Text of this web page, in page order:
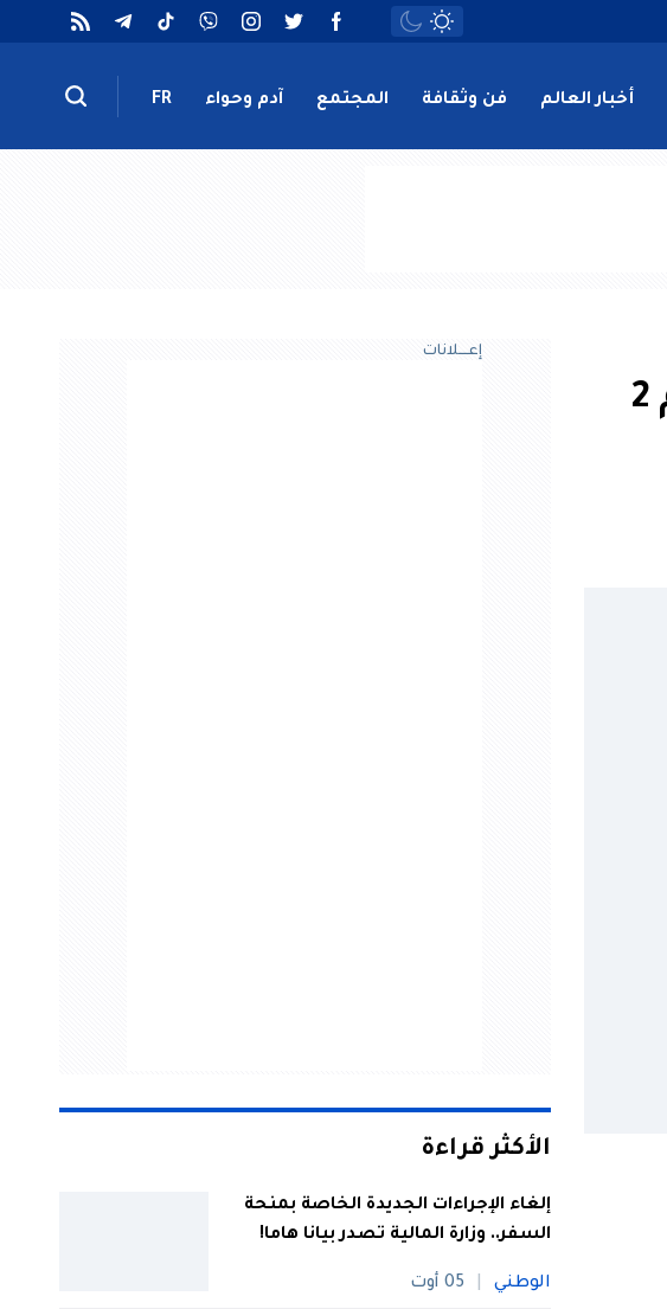
أخبار العالم فن وثقافة المجتمع آدم وحواء FR
هام للعمال.. توضيح جديد بشأن رخصة التغيب يوم 2
إعــــلانات
الأكثر قراءة
إلغاء الإجراءات الجديدة الخاصة بمنحة
السفر.. وزارة المالية تصدر بيانا هاما!
الوطني 05 أوت